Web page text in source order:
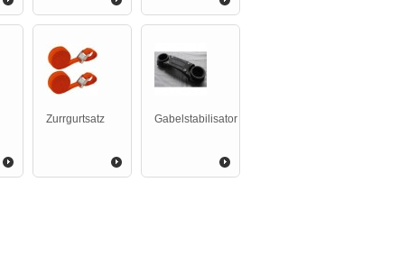
Zurrgurtsatz Gabelstabilisator